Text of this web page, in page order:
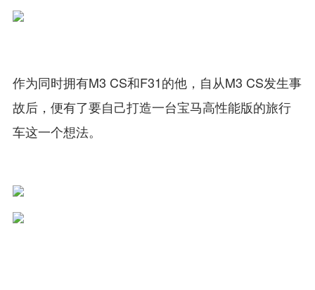
作为同时拥有M3 CS和F31的他，自从M3 CS发生事
故后，便有了要自己打造一台宝马高性能版的旅行
车这一个想法。